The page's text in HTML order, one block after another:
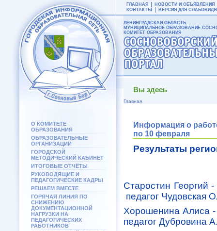
О КОМИТЕТЕ
ОБРАЗОВАНИЯ
ОБРАЗОВАТЕЛЬНЫЕ
ОРГАНИЗАЦИИ
ГОРОДСКОЙ
МЕТОДИЧЕСКИЙ КАБИНЕТ
ИТОГОВЫЕ ОТЧЁТЫ
РУКОВОДЯЩИЕ И
ПЕДАГОГИЧЕСКИЕ КАДРЫ
РЕШАЕМ ВМЕСТЕ
ГОРЯЧАЯ ЛИНИЯ ПО
СНИЖЕНИЮ
ДОКУМЕНТАЦИОННОЙ
НАГРУЗКИ НА
ПЕДАГОГИЧЕСКИХ
РАБОТНИКОВ
ГЛАВНАЯ
НОВОСТИ И ОБЪЯВЛЕНИЯ
КОНТАКТЫ
ВЕРСИЯ ДЛЯ
ЛЕНИНГРАДСКАЯ ОБЛАСТЬ
МУНИЦИПАЛЬНОЕ ОБРАЗОВАНИЕ
КОМИТЕТ ОБРАЗОВАНИЯ
Вы здесь
Главная
Информация о
по 10 февраля
Результаты
Старостин
педагог Чудовская
Хорошенина
педагог Дубровина